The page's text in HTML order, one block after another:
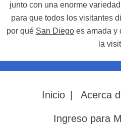
junto con una enorme
para que todos los visitantes
por qué San Diegoes amada y
la
Inicio Acerca
Ingreso para